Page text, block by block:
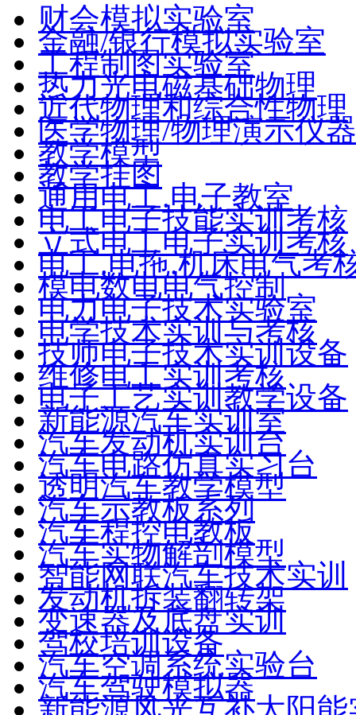
财会模拟实验室
金融/银行模拟实验室
工程制图实验室
热力光电磁基础物理
近代物理和综合性物理
医学物理/物理演示仪器
教学模型
教学挂图
通用电工.电子教室
电工电子技能实训考核
立式电工电子实训考核
电工.电拖.机床电气考
模电数电电气控制
电力电子技术实验室
电学技术实训与考核
技师电子技术实训设备
维修电工实训考核
电子工艺实训教学设备
新能源汽车实训室
汽车发动机实训台
汽车电路仿真实习台
透明汽车教学模型
汽车示教板系列
汽车程控电教板
汽车实物解剖模型
智能网联汽车技术实训
发动机拆装翻转架
变速器及底盘实训
驾校培训设备
汽车空调系统实验台
汽车驾驶模拟器